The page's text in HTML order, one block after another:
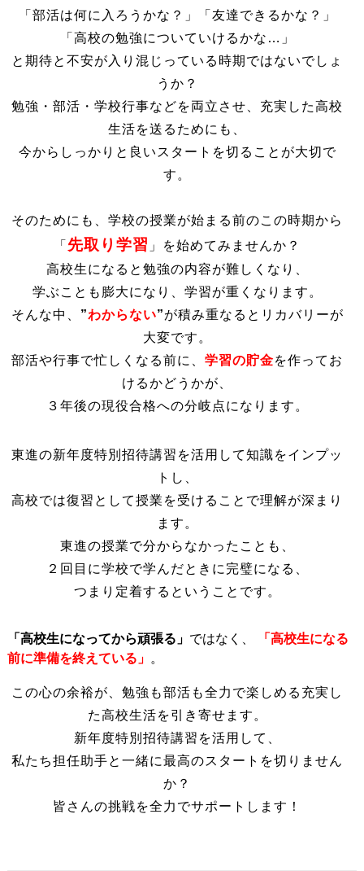
「部活は何に入ろうかな？」「友達できるかな？」
「高校の勉強についていけるかな…」
と期待と不安が入り混じっている時期ではないでしょ
うか？
勉強・部活・学校行事などを両立させ、充実した高校
生活を送るためにも、
今からしっかりと良いスタートを切ることが大切で
そのためにも、学校の授業が始まる前のこの時期から
「 先取り学習 」を始めてみませんか？
高校生になると勉強の内容が難しくなり、
学ぶことも膨大になり、学習が重くなります。
そんな中、 ”わからない”が積み重なるとリカバリーが
部活や行事で忙しくなる前に、学習の貯金を作ってお
けるかどうかが、
３年後の現役合格への分岐点になります。
東進の新年度特別招待講習を活用して知識をインプッ
トし、
高校では復習として授業を受けることで理解が深まり
ます。
東進の授業で分からなかったことも、
２回目に学校で学んだときに完璧になる、
つまり定着するということです。
「高校生になってから頑張る」 ではなく、
「高校生になる
前に準備を終えている」 。
この心の余裕が、勉強も部活も全力で楽しめる充実し
た高校生活を引き寄せます。
新年度特別招待講習を活用して、
私たち担任助手と一緒に最高のスタートを切りません
か？
皆さんの挑戦を全力でサポートします！